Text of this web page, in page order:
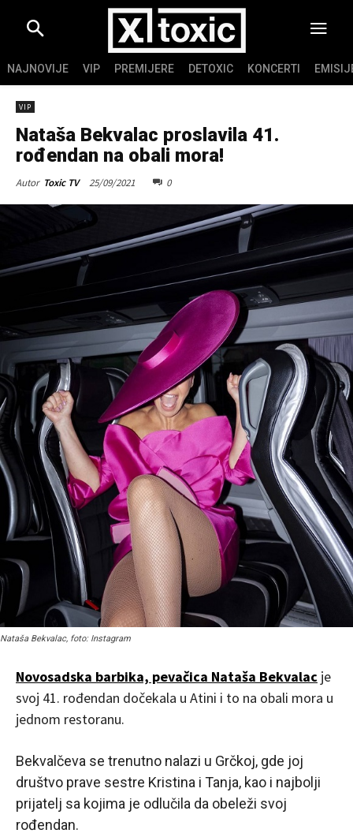
NAJNOVIJE VIP PREMIJERE DETOXIC KONCERTI
VIP
Nataša Bekvalac proslavila 41.
rođendan na obali mora!
Autor Toxic TV 25/09/2021 0
Nataša Bekvalac, foto: Instagram
Novosadska barbika, pevačica Nataša Bekvalac je
svoj 41. rođendan dočekala u Atini i to na obali mora u
jednom restoranu.
Bekvalčeva se trenutno nalazi u Grčkoj, gde joj
društvo prave sestre Kristina i Tanja, kao i najbolji
prijatelj sa kojima je odlučila da obeleži svoj
rođendan.